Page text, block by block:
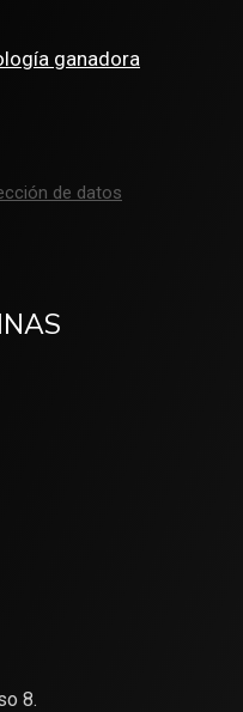
ganadora
de datos
8.